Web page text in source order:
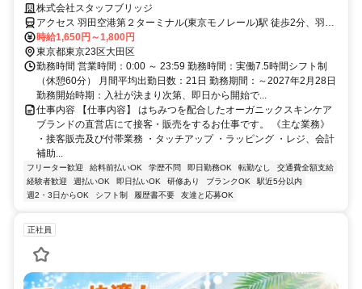
羽田空港第2旅客ターミナル
株式会社スタッフブリッジ
アクセス 羽田空港第２ターミナル(東京モノレール)駅 徒歩2分、羽田
空港第１・第２ターミナル(京急)駅 徒歩5分
時給1,650円～1,800円
東京都東京23区大田区
勤務時間 営業時間：0:00 ～ 23:59 勤務時間：実働7.5時間シフト制
（休憩60分） 月間平均出勤日数：21日 勤務期間：～2027年2月28日
勤務開始時期：入社が決まり次第、即日から開始で...
仕事内容 【仕事内容】 はちみつを配合したオーガニックスキンケア
ブランドの直営店にて接客・販売をするお仕事です。 《主な業務》
・接客販売及び付帯業務 ・タッチアップ ・ラッピング ・レジ、会計
補助...
フリーター歓迎 給料前払いOK 学歴不問 即日勤務OK 転勤なし
交通費全額支給
経験者歓迎
週払いOK 即日払いOK 研修あり ブランクOK
駅近5分以内
週2・3日からOK
シフト制 履歴書不要 友達と応募OK
正社員